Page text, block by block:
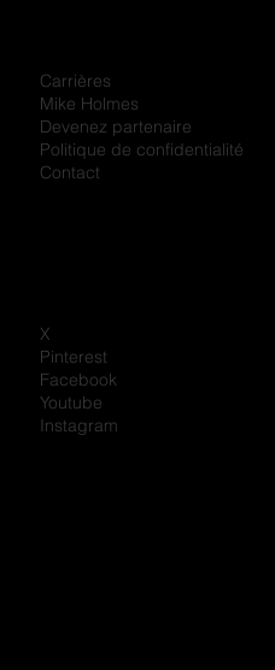
Carrières
Mike Holmes
Devenez partenaire
Politique de confidentialité
Contact
X
Pinterest
Facebook
Youtube
Instagram